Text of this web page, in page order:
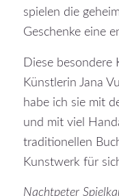
spielen die
Geschenke eine
Diese
Künstlerin Jana
habe ich sie mit
und mit viel
traditionellen
Kunstwerk für
Nachtpeter